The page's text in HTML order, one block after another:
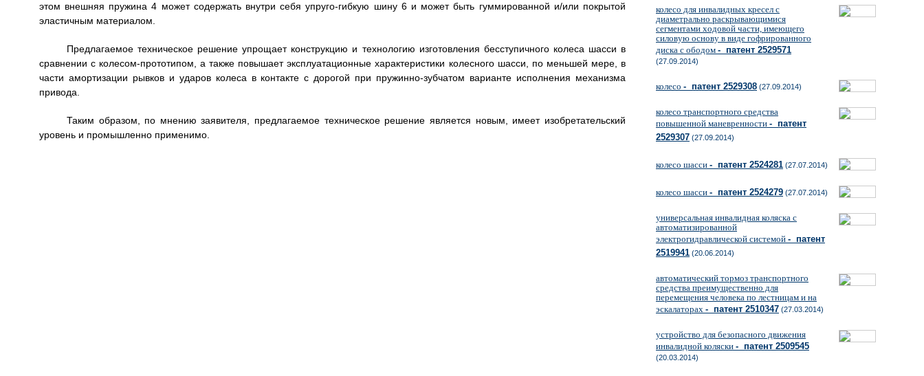
этом внешняя пружина 4 может содержать внутри себя упруго-гибкую шину 6 и может быть гуммированной и/или покрытой
эластичным материалом.
Предлагаемое техническое решение упрощает конструкцию и технологию изготовления бесступичного колеса шасси в
сравнении с колесом-прототипом, а также повышает эксплуатационные характеристики колесного шасси, по меньшей мере, в
части амортизации рывков и ударов колеса в контакте с дорогой при пружинно-зубчатом варианте исполнения механизма
привода.
Таким образом, по мнению заявителя, предлагаемое техническое решение является новым, имеет изобретательский
уровень и промышленно применимо.
колесо для инвалидных кресел с
диаметрально раскрывающимися
сегментами ходовой части, имеющего
силовую основу в виде гофрированного
диска с ободом - патент 2529571
(27.09.2014)
колесо - патент 2529308 (27.09.2014)
колесо транспортного средства
повышенной маневренности - патент
2529307 (27.09.2014)
колесо шасси - патент 2524281 (27.07.2014)
колесо шасси - патент 2524279 (27.07.2014)
универсальная инвалидная коляска с
автоматизированной
электрогидравлической системой - патент
2519941 (20.06.2014)
автоматический тормоз транспортного
средства преимущественно для
перемещения человека по лестницам и на
эскалаторах - патент 2510347 (27.03.2014)
устройство для безопасного движения
инвалидной коляски - патент 2509545
(20.03.2014)